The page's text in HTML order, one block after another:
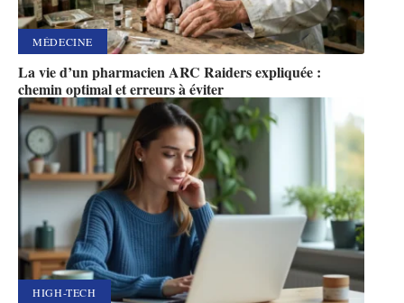
MÉDECINE
La vie d’un pharmacien ARC Raiders expliquée :
chemin optimal et erreurs à éviter
HIGH-TECH